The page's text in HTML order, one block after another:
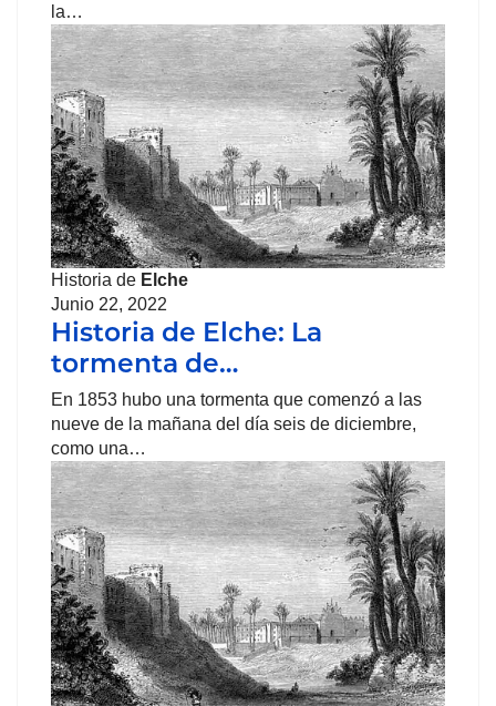
la…
Historia de Elche
Junio 22, 2022
Historia de Elche: La
tormenta de…
En 1853 hubo una tormenta que comenzó a las
nueve de la mañana del día seis de diciembre,
como una…